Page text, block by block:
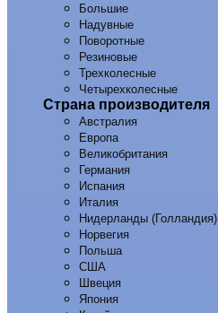
Большие
Надувные
Поворотные
Резиновые
Трехколесные
Четырехколесные
Страна производителя
Австралия
Европа
Великобритания
Германия
Испания
Италия
Нидерланды (Голландия)
Норвегия
Польша
США
Швеция
Япония